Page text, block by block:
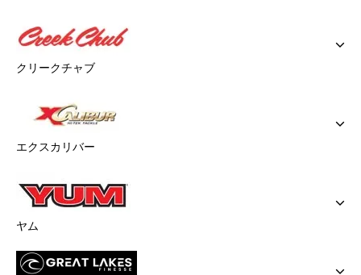
クリークチャブ
エクスカリバー
ヤム